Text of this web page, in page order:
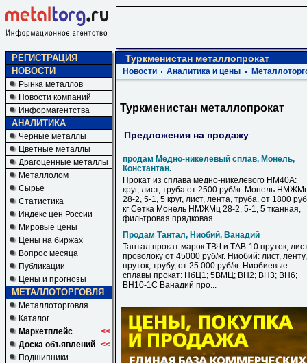
РЕГИСТРАЦИЯ
НОВОСТИ
Рынка металлов
Новости компаний
Информагентства
АНАЛИТИКА
Черные металлы
Цветные металлы
Драгоценные металлы
Металлолом
Сырье
Статистика
Индекс цен России
Мировые цены
Цены на биржах
Вопрос месяца
Публикации
Цены и прогнозы
МЕТАЛЛОТОРГОВЛЯ
Металлоторговля
Каталог
Маркетплейс
<<
Доска объявлений <<
Подшипники
Туркменистан металлопрокат
Новости Аналитика и цены
Туркменистан металлопрокат
Предложения на продажу
продам Медно-никелевый сплав, Монель,
Константан.
Прокат из сплава медно-никелевого НМ40А:
круг, лист, труба от 2500 руб/кг. Монель
28-2, 5-1, 5 круг, лист, лента, труба. от 1800
кг Сетка Монель НМЖМц 28-2, 5-1, 5 тканная,
фильтровая прядковая...
Продам Тантал, Ниобий, Ванадий
Тантал прокат марок ТВЧ и ТАВ-10 пруток,
проволоку от 45000 руб/кг. Ниобий: лист, ленту,
пруток, трубу, от 25 000 руб/кг. Ниобиевые
сплавы прокат: НбЦ1; 5ВМЦ; ВН2; ВН3; ВН6;
ВН10-1С Ванадий про...